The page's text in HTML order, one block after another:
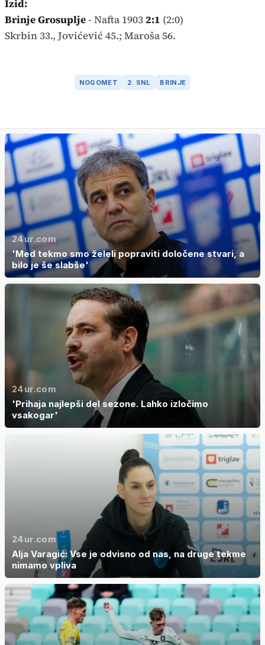
Izid:
Brinje Grosuplje- Nafta 1903 2:1 (2:0)
Skrbin 33., Jovićević 45.; Maroša 56.
NOGOMET 2. SNL BRINJE
24ur.com
'Med tekmo smo želeli popraviti določene stvari, a
bilo je še slabše'
24ur.com
'Prihaja najlepši del sezone. Lahko izločimo
vsakogar'
24ur.com
Alja Varagić: Vse je odvisno od nas, na druge tekme
nimamo vpliva